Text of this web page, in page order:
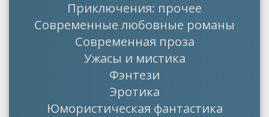
Приключения: прочее
Современные любовные романы
Современная проза
Ужасы и мистика
Фэнтези
Эротика
Юмористическая фантастика